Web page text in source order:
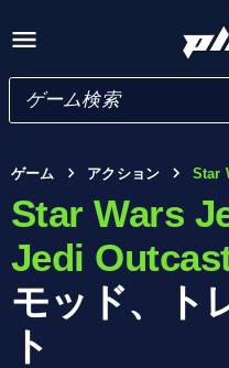
ゲーム アクション Star
Star Wars
Jedi
モッド、ト
ト